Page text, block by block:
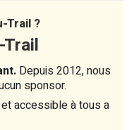
Trail ?
Trail
Depuis 2012, nous
sponsor.
accessible à tous a